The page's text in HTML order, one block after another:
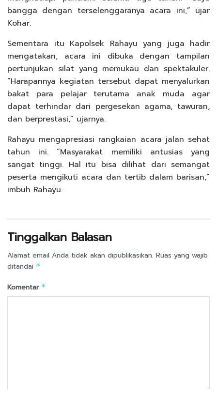
bangga dengan terselenggaranya acara ini,” ujar
Kohar.
Sementara itu Kapolsek Rahayu yang juga hadir
mengatakan, acara ini dibuka dengan tampilan
pertunjukan silat yang memukau dan spektakuler.
“Harapannya kegiatan tersebut dapat menyalurkan
bakat para pelajar terutama anak muda agar
dapat terhindar dari pergesekan agama, tawuran,
dan berprestasi,” ujarnya.
Rahayu mengapresiasi rangkaian acara jalan sehat
tahun ini. “Masyarakat memiliki antusias yang
sangat tinggi. Hal itu bisa dilihat dari semangat
peserta mengikuti acara dan tertib dalam barisan,”
imbuh Rahayu.
Tinggalkan Balasan
Alamat email Anda tidak akan dipublikasikan. Ruas yang wajib
ditandai *
Komentar *